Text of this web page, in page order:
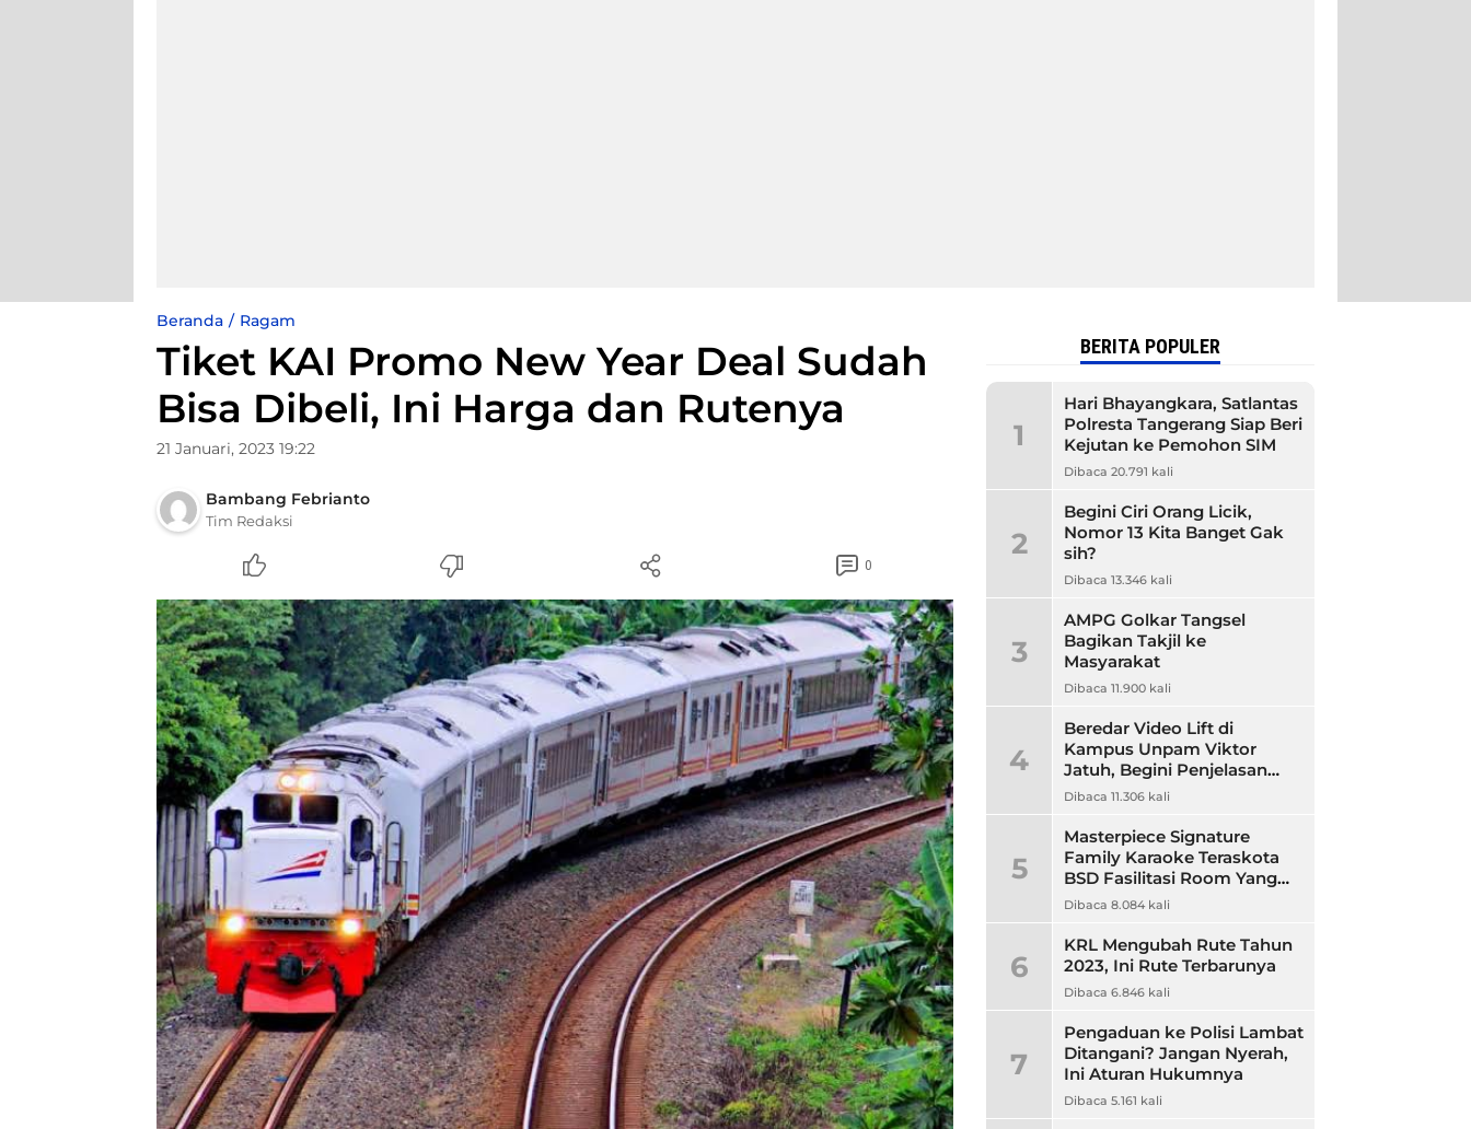
Beranda Ragam
Tiket KAI Promo New Year Deal Sudah
Bisa Dibeli, Ini Harga dan Rutenya
21 Januari, 2023 19:22
Bambang Febrianto
Tim Redaksi
0
BERITA POPULER
1
Hari Bhayangkara, Satlantas
Polresta Tangerang Siap Beri
Kejutan ke Pemohon SIM
Dibaca 20.791 kali
2
Begini Ciri Orang Licik,
Nomor 13 Kita Banget Gak
sih?
Dibaca 13.346 kali
3
AMPG Golkar Tangsel
Bagikan Takjil ke
Masyarakat
Dibaca 11.900 kali
4
Beredar Video Lift di
Kampus Unpam Viktor
Jatuh, Begini Penjelasan
Rektor Unpam
Dibaca 11.306 kali
5
Masterpiece Signature
Family Karaoke Teraskota
BSD Fasilitasi Room Yang
Nyaman dan Harga
Dibaca 8.084 kali
6
KRL Mengubah Rute Tahun
2023, Ini Rute Terbarunya
Dibaca 6.846 kali
7
Pengaduan ke Polisi Lambat
Ditangani? Jangan Nyerah,
Ini Aturan Hukumnya
Dibaca 5.161 kali